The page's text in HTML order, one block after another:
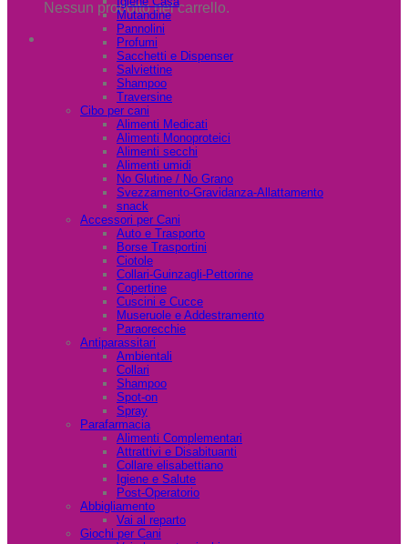
Nessun prodotto nel carrello.
Mutandine
Pannolini
Profumi
Sacchetti e Dispenser
Salviettine
Shampoo
Traversine
Cibo per cani
Alimenti Medicati
Alimenti Monoproteici
Alimenti secchi
Alimenti umidi
No Glutine / No Grano
Svezzamento-Gravidanza-Allattamento
snack
Accessori per Cani
Auto e Trasporto
Borse Trasportini
Ciotole
Collari-Guinzagli-Pettorine
Copertine
Cuscini e Cucce
Museruole e Addestramento
Paraorecchie
Antiparassitari
Ambientali
Collari
Shampoo
Spot-on
Spray
Parafarmacia
Alimenti Complementari
Attrattivi e Disabituanti
Collare elisabettiano
Igiene e Salute
Post-Operatorio
Abbigliamento
Vai al reparto
Giochi per Cani